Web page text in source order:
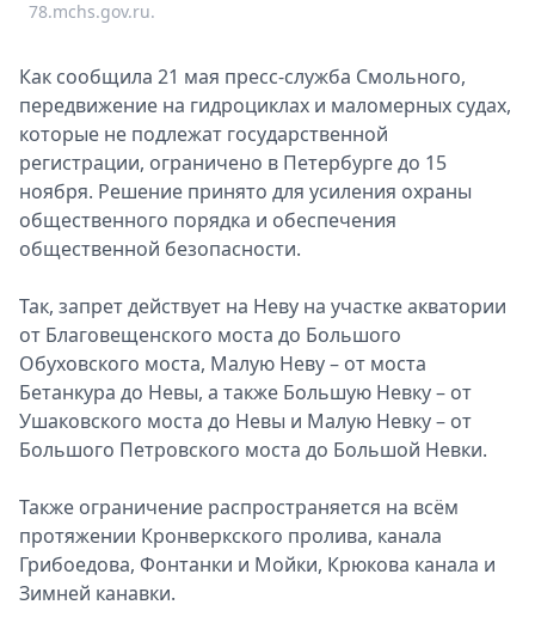
Metro
78.mchs.gov.ru.
Как сообщила 21 мая пресс-служба Смольного,
передвижение на гидроциклах и маломерных судах,
которые не подлежат государственной
регистрации, ограничено в Петербурге до 15
ноября. Решение принято для усиления охраны
общественного порядка и обеспечения
общественной безопасности.
Так, запрет действует на Неву на участке акватории
от Благовещенского моста до Большого
Обуховского моста, Малую Неву – от моста
Бетанкура до Невы, а также Большую Невку – от
Ушаковского моста до Невы и Малую Невку – от
Большого Петровского моста до Большой Невки.
Также ограничение распространяется на всём
протяжении Кронверкского пролива, канала
Грибоедова, Фонтанки и Мойки, Крюкова канала и
Зимней канавки.